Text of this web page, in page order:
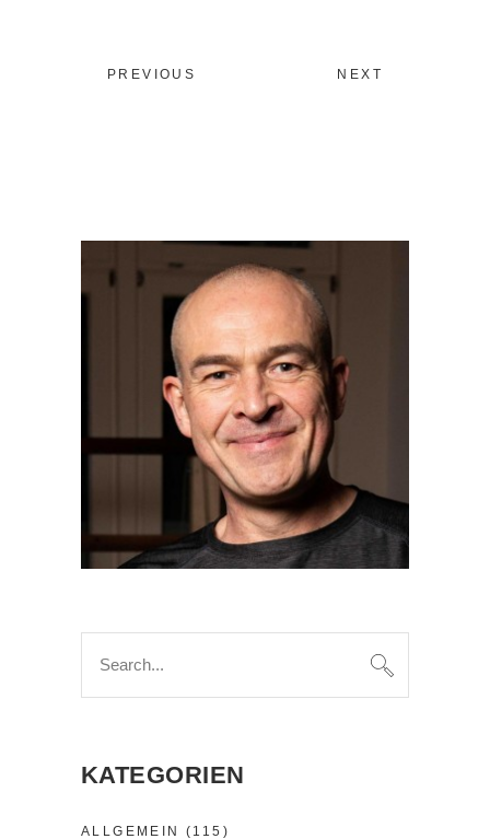
PREVIOUS NEXT
for:
KATEGORIEN
ALLGEMEIN (115)